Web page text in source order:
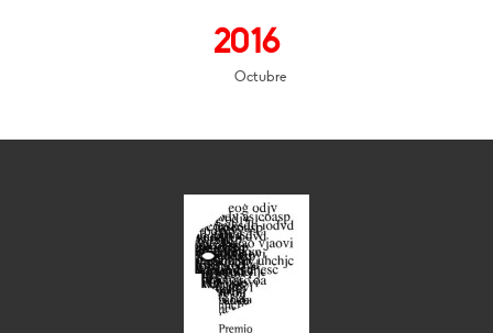
2016
Octubre